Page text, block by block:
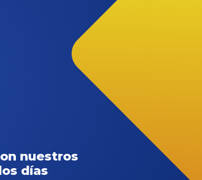
nuestros
días